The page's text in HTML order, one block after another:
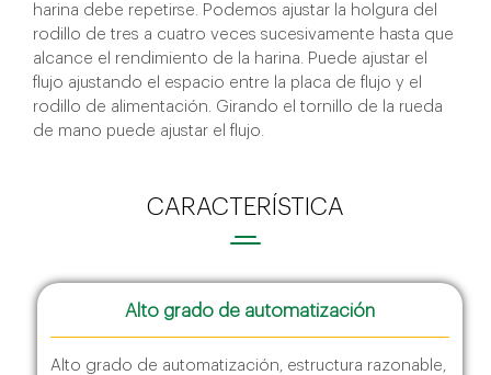
harina debe repetirse. Podemos ajustar la holgura del
rodillo de tres a cuatro veces sucesivamente hasta que
alcance el rendimiento de la harina. Puede ajustar el
flujo ajustando el espacio entre la placa de flujo y el
rodillo de alimentación. Girando el tornillo de la rueda
de mano puede ajustar el flujo.
CARACTERÍSTICA
Alto grado de automatización
Alto grado de automatización, estructura razonable,